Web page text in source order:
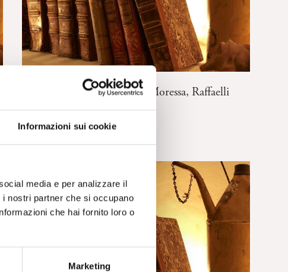
Informazioni sui cookie
media e per analizzare il
nostri partner che si occupano
che hai fornito loro o
Marketing
Pianger di nulla – Pierluigi Moressa, Raffaelli
Editore, Rimini, 2013